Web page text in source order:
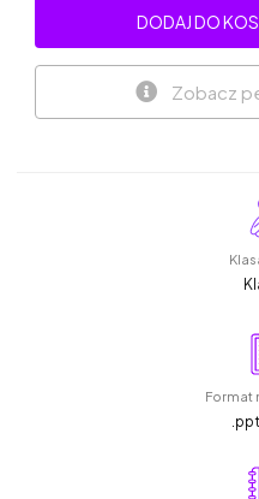
DODAJ DO
Zobacz
Format